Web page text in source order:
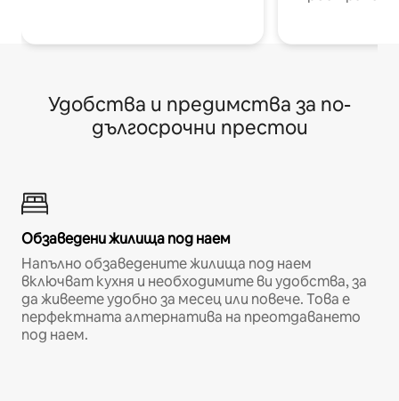
Удобства и предимства за по-
дългосрочни престои
Обзаведени жилища под наем
Напълно обзаведените жилища под наем
включват кухня и необходимите ви удобства, за
да живеете удобно за месец или повече. Това е
перфектната алтернатива на преотдаването
под наем.